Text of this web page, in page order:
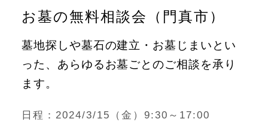
お墓の無料相談会（門真市）
墓地探しや墓石の建立・お墓じまいとい
った、あらゆるお墓ごとのご相談を承り
ます。
日程
2024/3/15（金）9:30～17:00